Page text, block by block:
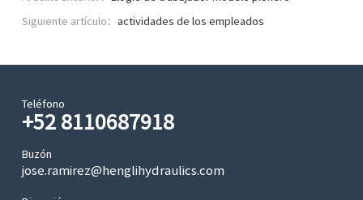
Siguiente artículo： actividades de los empleados
Teléfono
+52 8110687918
Buzón
jose.ramirez@henglihydraulics.com